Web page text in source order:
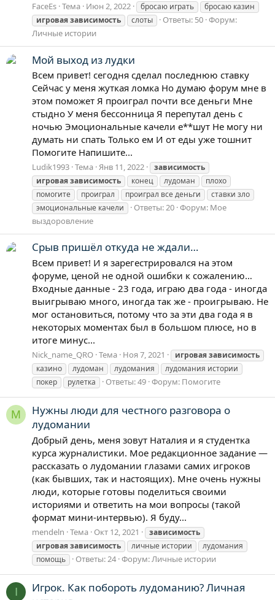
FaceEs Тема Июн 2, 2022 бросаю играть
бросаю казин
игроваязависимость слоты Ответы: 50 Форум:
Личные истории
Мой выход из лудки
Всем привет! сегодня сделал последнюю ставку
Сейчас у меня жуткая ломка Но думаю форум мне в
этом поможет Я проиграл почти все деньги Мне
стыдно У меня бессонница Я перепутал день с
ночью Эмоциональные качели е**шут Не могу ни
думать ни спать Только ем И от еды уже тошнит
Помогите Напишите...
Ludik1993 Тема Янв 11, 2022
зависимость
игроваязависимость конец лудоман
плохо
помогите
проиграл проиграл все деньги
ставки зло
эмоциональные качели
Ответы: 20 Форум: Мое
выздоровление
Срыв пришёл откуда не ждали…
Всем привет! И я зарегестрировался на этом
форуме, ценой не одной ошибки к сожалению…
Входные данные - 23 года, играю два года - иногда
выигрываю много, иногда так же - проигрываю. Не
мог остановиться, потому что за эти два года я в
некоторых моментах был в большом плюсе, но в
итоге минус...
Nick_name_QRO Тема Ноя 7, 2021 игроваязависимость
казино
лудоман лудомания
лудомания истории
покер
рулетка Ответы: 49 Форум: Помогите
M
Нужны люди для честного разговора о
лудомании
Добрый день, меня зовут Наталия и я студентка
курса журналистики. Мое редакционное задание —
рассказать о лудомании глазами самих игроков
(как бывших, так и настоящих). Мне очень нужны
люди, которые готовы поделиться своими
историями и ответить на мои вопросы (такой
формат мини-интервью). Я буду...
mendeln Тема Окт 12, 2021
зависимость
игроваязависимость личные истории
лудомания
помощь
Ответы: 24 Форум:Личные истории
I
Игрок. Как побороть лудоманию? Личная